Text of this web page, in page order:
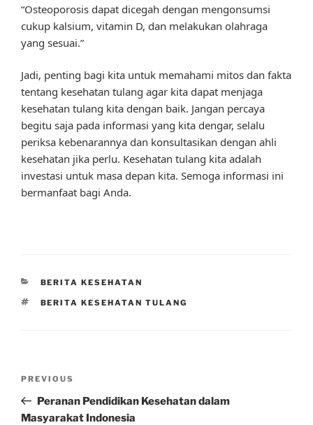
“Osteoporosis dapat dicegah dengan mengonsumsi
cukup kalsium, vitamin D, dan melakukan olahraga
yang sesuai.”
Jadi, penting bagi kita untuk memahami mitos dan fakta
tentang kesehatan tulang agar kita dapat menjaga
kesehatan tulang kita dengan baik. Jangan percaya
begitu saja pada informasi yang kita dengar, selalu
periksa kebenarannya dan konsultasikan dengan ahli
kesehatan jika perlu. Kesehatan tulang kita adalah
investasi untuk masa depan kita. Semoga informasi ini
bermanfaat bagi Anda.
CATEGORIES
BERITA KESEHATAN
TAGS
BERITA KESEHATAN TULANG
Previous
Post
PREVIOUS
Peranan Pendidikan Kesehatan dalam
Masyarakat Indonesia